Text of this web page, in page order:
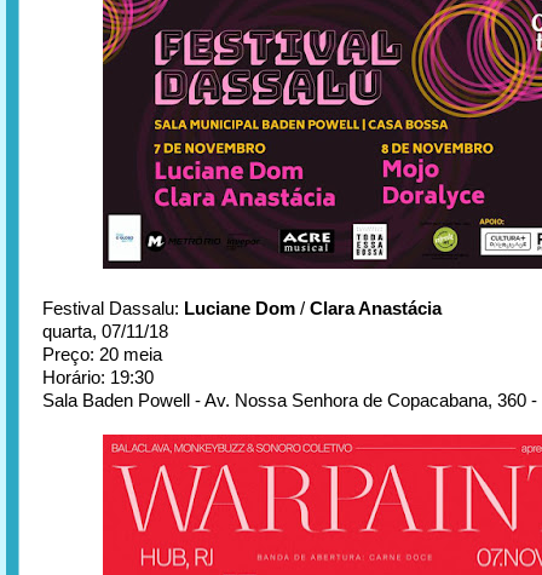
Festival Dassalu: Luciane Dom / Clara Anastácia
quarta, 07/11/18
Preço: 20 meia
Horário: 19:30
Sala Baden Powell - Av. Nossa Senhora de Copacabana, 360